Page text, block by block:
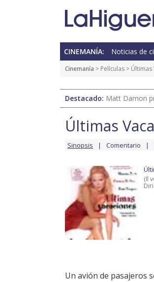
CINEMANÍA: Noticias de
Cinemanía > Películas > Últimas
Destacado: Matt Damon
Últimas
Sinopsis Comentario
(Il
Un avión de pasajeros